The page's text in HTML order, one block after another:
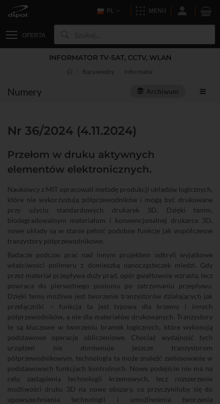
PL MENU
OFERTA
INFORMATOR TV-SAT, CCTV, WLAN
Baza wiedzy Informator
Numery Archiwum
Nr 36/2024 (4.11.2024)
Przełom w druku aktywnych
elementów elektronicznych.
Naukowcy z MIT opracowali metodę produkcji układów logicznych,
które nie wykorzystują półprzewodników i mogą być drukowane
przy użyciu standardowych drukarek 3D. Dzięki tanim,
biodegradowalnym materiałom i konwencjonalnej drukarce 3D,
nowe układy są w stanie pełnić podobne funkcje jak współczesne
tranzystory półprzewodnikowe.
Badacze podczas prac nad innym projektem odkryli wyjątkowe
właściwości polimeru z domieszką nanocząsteczek miedzi. Gdy
przez materiał przepływa duży prąd, opór gwałtownie wzrasta, lecz
powraca do pierwotnego poziomu po zatrzymaniu przepływu.
Dzięki temu możliwe jest tworzenie tranzystorów działających jak
przełączniki – funkcja ta jest typowa dla krzemu i innych
półprzewodników, a nie dla materiałów drukowanych. Tranzystory
te są kluczowe w tworzeniu bramek logicznych, które wykonują
podstawowe operacje obliczeniowe. Chociaż wydajność tych
urządzeń nie dorównuje jeszcze tranzystorom
półprzewodnikowym, technologia ta może znaleźć zastosowanie w
podstawowych funkcjach kontrolnych. Nowe podejście nie ma na
celu zastąpienia technologii krzemowych, lecz rozszerzenie
możliwości druku 3D na nowe obszary, co przyczyniłoby się do
upowszechnienia technologii i umożliwienia tworzenia